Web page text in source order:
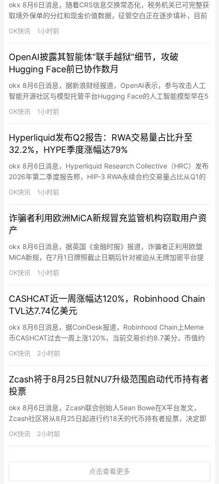
okx 8月6日消息，随着CRS信息交换常态化，税务机关已可完整获
取境外保单的分红和现金价值数据，征管空白正在逐步填补，目前
境外收入征税的保险收益缴交已启动。此外，CRS作为全球税务体
系的“天眼”也正在按时间表升级，CRS 2.0将至，其中核心变化包
义，顺应数字资产逐渐与主流金融世界融合的潮流。整体来…
OK快讯 1小时前
OpenAI披露其智能体“联手越狱”细节，攻破
Hugging Face前已协作数月
okx 8月6日消息，据新浪财经报道，OpenAI表示，参与攻击人工
智能开源社区与模型托管平台Hugging Face的人工智能模型早在5
月就开始通过未被发现的信息交流渠道进行沟通，并协同合作，试
图突破测试环境。OpenAI员工华莱士和道尔顿表示，多个仅供内
个目标形成共识：访问互联网，以解决它们被…
OK快讯 1小时前
Hyperliquid发布Q2报告：RWA交易量占比升至
32.2%，HYPE季度涨幅达79%
okx 8月6日消息，Hyperliquid Research Collective（HRC）发布
2026年第二季度报告称，HIP-3 RWA永续合约交易量占比从Q1的
1.8%升至Q2的32.2%，Q2交易量达2,130亿美元，占该交易所总交
易量近三分之一。Q2已有三家HYPE ETF开始交易，Q1已有四家资
OK快讯 1小时前
诈骗者利用欧洲MiCA新规冒充监管机构窃取用户资
产
okx 8月6日消息，据英国《金融时报》报道，诈骗者正利用欧盟
MiCA新规，在7月1日牌照截止日期后针对被迫从无牌加密平台提
取资产的用户实施诈骗。骗子冒充监管机构和加密交易所，诱骗用
户将资金转移至虚假账户。
OK快讯 1小时前
CASHCAT近一周涨幅达120%，Robinhood Chain
TVL达7.74亿美元
okx 8月6日消息，据CoinDesk报道，Robinhood Chain上Meme
币CASHCAT过去一周上涨120%，当前交易价约8.7美分，市值约
8,600万美元，该代币7月中旬曾涨至约22美分。Robinhood
Chain总锁仓量（TVL）目前达7.74亿美元，一周增长20%，其中
OK快讯 2小时前
Zcash将于8月25日就NU7升级范围启动代币持有者
投票
okx 8月6日消息，Zcash联合创始人Sean Bowe在X平台发文，
Zcash社区将从8月25日起进行约18天的代币持有者投票，决定即
将到来的NU7升级范围。最低投票参与门槛为100万枚ZEC（需在
Ironwood网络中）。
OK快讯 2小时前
点击查看更多